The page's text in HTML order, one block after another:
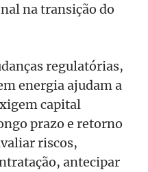
na transição do
regulatórias,
energia ajudam a
capital
prazo e retorno
riscos,
antecipar